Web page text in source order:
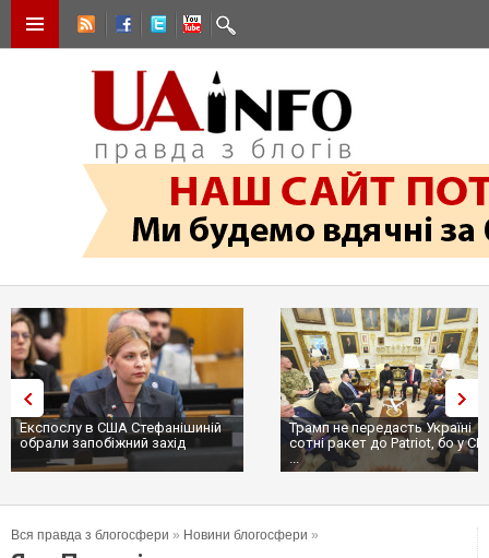
Трамп не передасть Україні
сотні ракет до Patriot, бо у США
Вибух у ресторані в Москві:
ціллю був головком ВКС
пр...
Вся правда з блогосфери » Новини блогосфери »